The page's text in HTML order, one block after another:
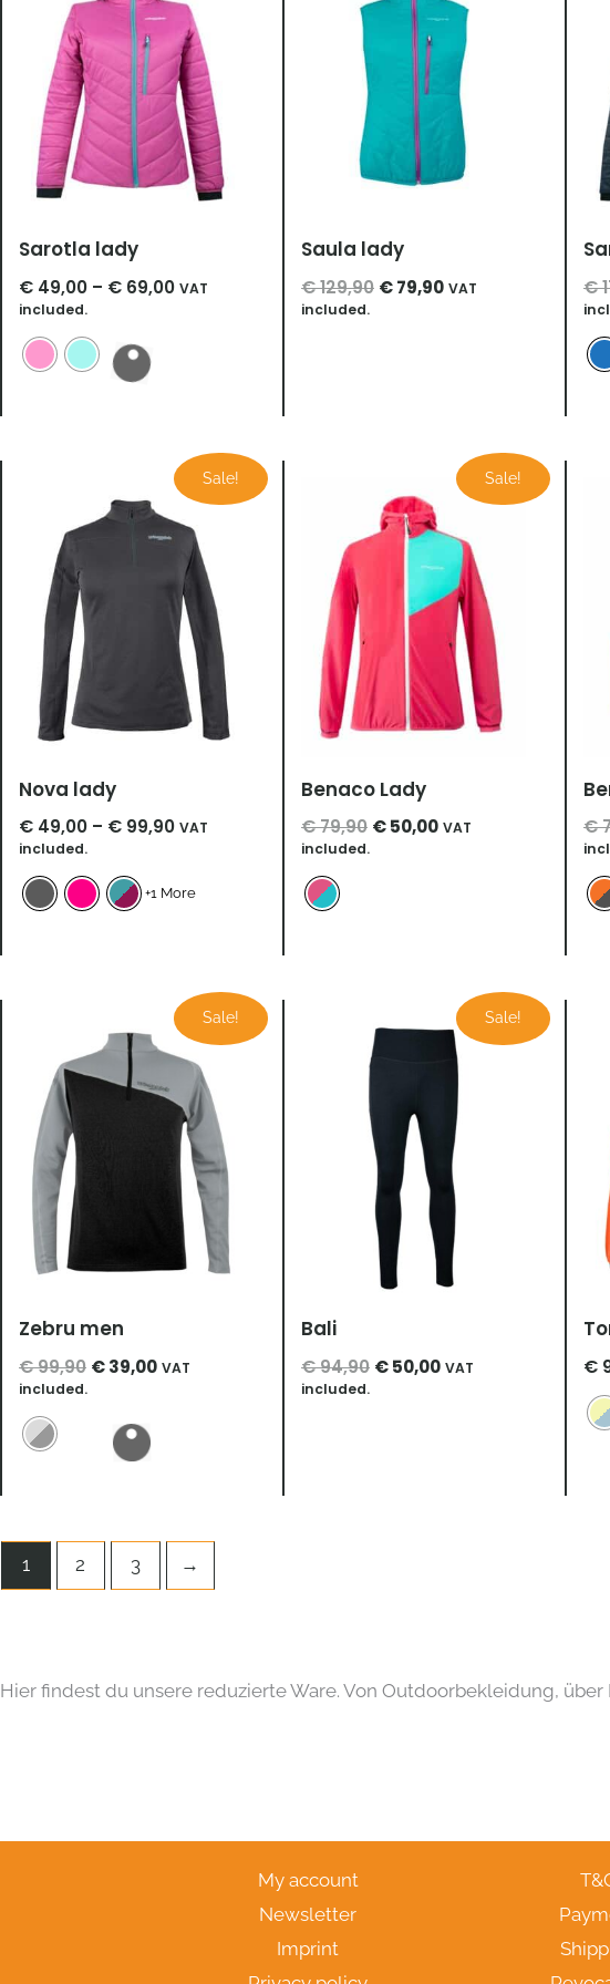
Sarotla lady
€ 49,00 – € 69,00
€ 69,00
VAT
included.
Saula lady
€129,90 €79,90 VAT
included.
€
Sale!
Nova lady
€ 49,00 – € 99,90
Price
range:
€ 49,00
through
€ 99,90
VAT
included.
+1 More
Sale!
Benaco Lady
€79,90
Ursprünglicher
Preis
war:
€ 79,90
€50,00
Aktueller
Preis
€ 50,00.
VAT
included.
€
Sale!
Zebru men
€99,90
Ursprünglicher
Preis
war:
€ 99,90
€39,00
Aktueller
Preis
ist:
€ 39,00.
VAT
included.
Sale!
Bali
€94,90
Ursprünglicher
Preis
war:
€50,00
Aktueller
Preis
ist:
€ 50,00.
VAT
included.
€
1 2 3 →
Hier findest du unsere reduzierte Ware. Von Outdoorbekleidung, über
My account
Newsletter
Imprint